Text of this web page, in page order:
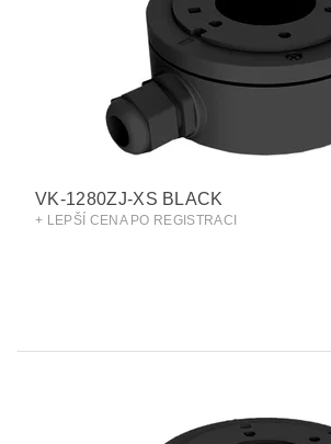
VK-1280ZJ-XS BLACK
+ LEPŠÍ CENA PO REGISTRACI